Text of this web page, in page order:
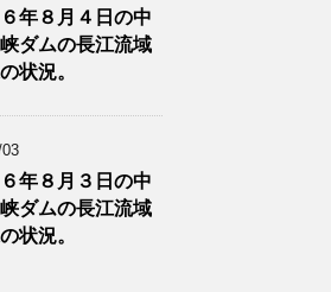
年８月４日の中
ダムの長江流域
状況。
年８月３日の中
ダムの長江流域
状況。